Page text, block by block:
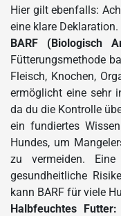
Hier gilt ebenfalls:
eine klare Deklaration.
BARF (Biologisch
Fütterungsmethode
Fleisch, Knochen,
ermöglicht eine sehr
da du die Kontrolle
ein fundiertes
Hundes, um
zu vermeiden.
gesundheitliche
kann BARF für viele
Halbfeuchtes Futter: